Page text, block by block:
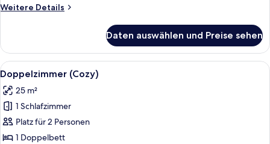
Weitere Details
Weitere
eingeschränkter
Meerblick
(Emerald)
Daten auswählen und Preise sehen
Alle
Fotos
für
Doppelzimmer
(Cozy)
anzeigen
Ein Schlafzimmer mit einem Bett,
2
Doppelzimmer (Cozy)
25 m²
1 Schlafzimmer
Platz für 2 Personen
1 Doppelbett